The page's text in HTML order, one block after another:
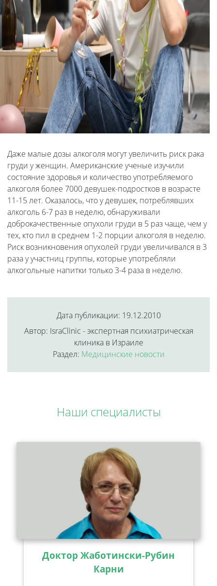
Даже малые дозы алкоголя могут увеличить риск рака
груди у женщин. Американские ученые изучили
состояние здоровья и количество употребляемого
алкоголя более 7000 девушек-подростков в возрасте
11-15 лет. Оказалось, что у девушек, потреблявших
алкоголь 6-7 раз в неделю, обнаруживали
доброкачественные опухоли груди в 5 раз чаще, чем у
тех, кто пил в среднем 1-2 порции алкоголя в неделю.
Риск возникновения опухолей груди увеличивался в 3
раза у участниц группы, которые употребляли
алкогольные напитки только 3-4 раза в неделю.
Дата публикации: 19.12.2010
Автор: IsraClinic - экспертная психиатрическая
клиника в Израиле
Раздел: Медицинские новости
Наши специалисты
Доктор Жаботински-Рубин
Карни